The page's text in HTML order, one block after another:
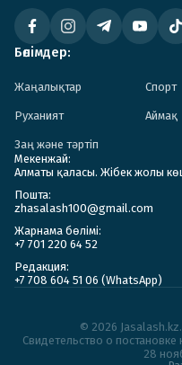
Бөлімдер:
Жаңалықтар Спорт
Руханият Аймақ
Заң және тәртіп
Мекенжай:
Алматы қаласы. Жібек жолы
Пошта:
zhasalash100@gmail.com
Жарнама бөлімі:
+7 701 220 64 52
Редакция:
+7 708 604 51 06 (WhatsApp)
© 2026
Cвидетельство о
28